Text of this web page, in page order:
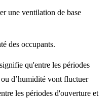
une ventilation de base
des occupants.
qu'entre les périodes
d’humidité vont fluctuer
les périodes d'ouverture et